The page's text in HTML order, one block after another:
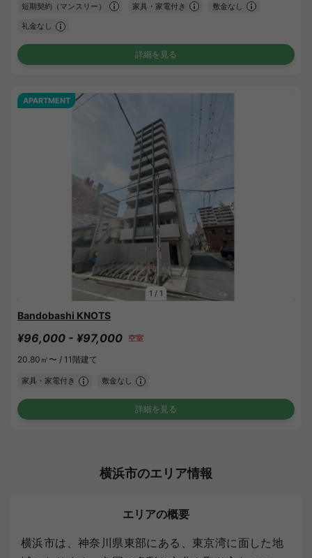
短期契約（マンスリー） 家具・家電付き 敷金なし
礼金なし
詳細を見る
1 / 1
APARTMENT
Bandobashi KNOTS
¥96,000 - ¥97,000 空室
20.80㎡〜 / 11階建て
家具・家電付き 敷金なし
詳細を見る
横浜市のエリア情報
エリアの概要
横浜市は、神奈川県東部にある、東京湾に面した地